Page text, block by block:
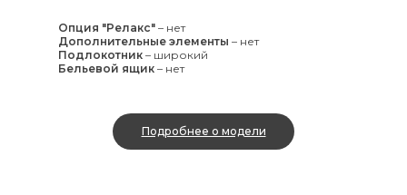
Опция "Релакс" – нет
Дополнительные элементы – нет
Подлокотник – широкий
Бельевой ящик – нет
Подробнее о модели